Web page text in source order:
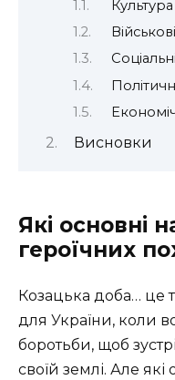
Культура
Висновки
Які основні
героїчних
Козацька доба… це
для України, коли
боротьби, щоб
своїй землі. Але